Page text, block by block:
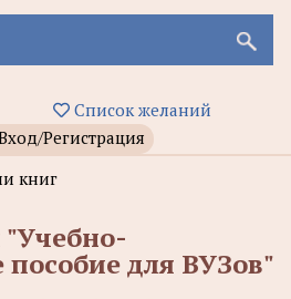
Список желаний
Регистрация
книг
для ВУЗов"